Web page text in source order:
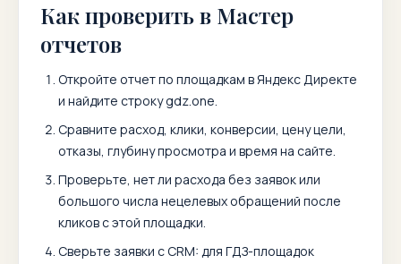
Как проверить в Мастер
отчетов
Откройте отчет по площадкам в Яндекс Директе
и найдите строкуgdz.one.
Сравните расход, клики, конверсии, цену цели,
отказы, глубину просмотра и время на сайте.
Проверьте, нет ли расхода без заявок или
большого числа нецелевых обращений после
кликов с этой площадки.
Сверьте заявки с CRM: для ГДЗ-площадок